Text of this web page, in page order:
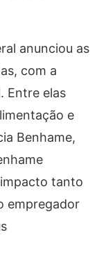
anunciou as
com a
Entre elas
e
Benhame,
tanto
empregador